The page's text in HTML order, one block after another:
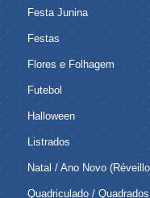
Festa Junina
Festas
Flores e Folhagem
Futebol
Halloween
Listrados
Natal / Ano Novo
Quadriculado / Quadrados